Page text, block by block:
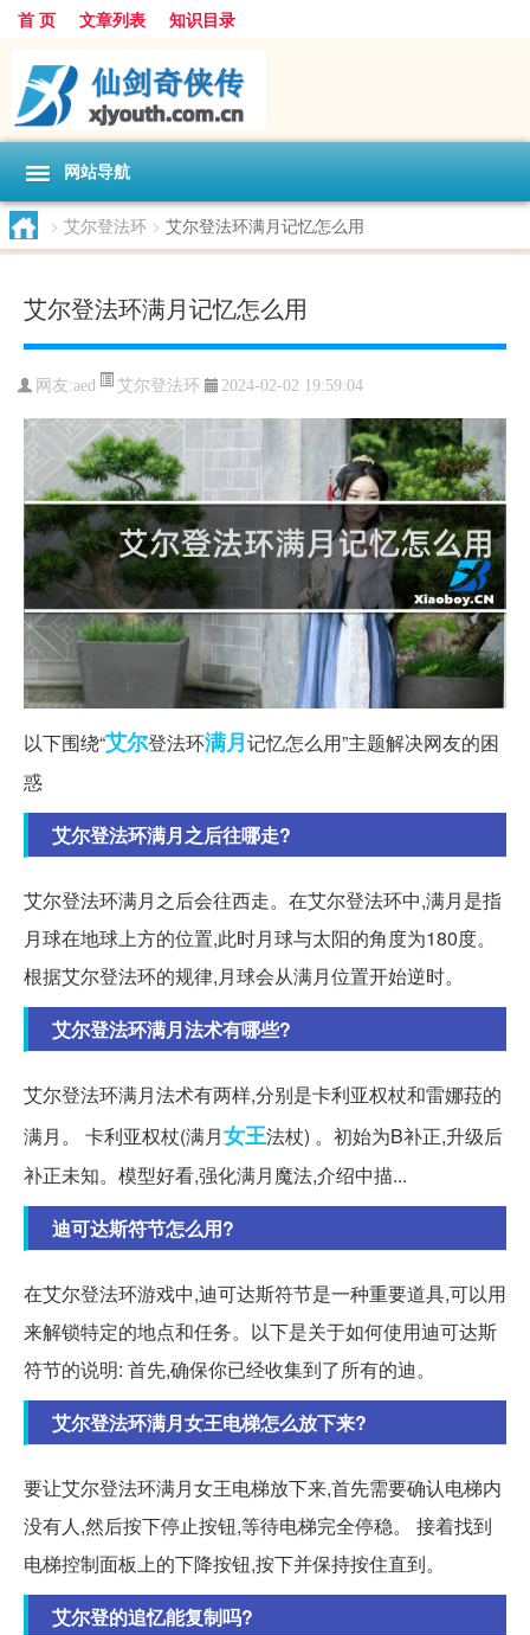
首 页 文章列表 知识目录
网站导航
> 艾尔登法环 > 艾尔登法环满月记忆怎么用
艾尔登法环满月记忆怎么用
网友:aed 艾尔登法环 2024-02-02 19:59:04
以下围绕“艾尔登法环满月记忆怎么用”主题解决网友的困
惑
艾尔登法环满月之后往哪走?
艾尔登法环满月之后会往西走。在艾尔登法环中,满月是指
月球在地球上方的位置,此时月球与太阳的角度为180度。
根据艾尔登法环的规律,月球会从满月位置开始逆时。
艾尔登法环满月法术有哪些?
艾尔登法环满月法术有两样,分别是卡利亚权杖和雷娜菈的
满月。 卡利亚权杖(满月女王法杖) 。初始为B补正,升级后
补正未知。模型好看,强化满月魔法,介绍中描...
迪可达斯符节怎么用?
在艾尔登法环游戏中,迪可达斯符节是一种重要道具,可以用
来解锁特定的地点和任务。以下是关于如何使用迪可达斯
符节的说明: 首先,确保你已经收集到了所有的迪。
艾尔登法环满月女王电梯怎么放下来?
要让艾尔登法环满月女王电梯放下来,首先需要确认电梯内
没有人,然后按下停止按钮,等待电梯完全停稳。 接着找到
电梯控制面板上的下降按钮,按下并保持按住直到。
艾尔登的追忆能复制吗?